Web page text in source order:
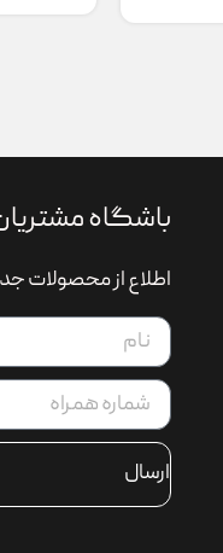
باشگاه
اطلاع از محصولات
ارسال